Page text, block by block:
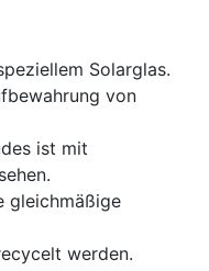
Solarglas.
von
ist mit
gleichmäßige
werden.